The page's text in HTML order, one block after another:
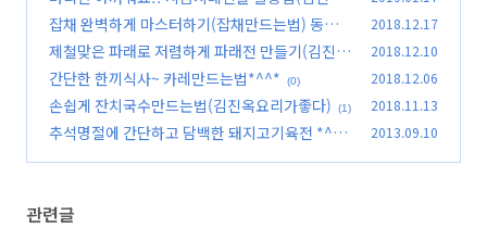
요리가좋다) (0)
잡채 완벽하게 마스터하기(잡채만드는법) 동영
상첨부 (6)
2018.12.17
제철맞은 파래로 저렴하게 파래전 만들기(김진옥
요리가좋다)
(0)
2018.12.10
간단한 한끼식사~ 카레만드는법*^^* (0) 2018.12.06
손쉽게 잔치국수만드는법(김진옥요리가좋다) (1) 2018.11.13
추석명절에 간단하고 담백한 돼지고기육전 *^^* 2013.09.10
관련글